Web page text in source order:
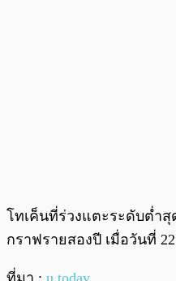
โทเค็นที่ร่วงแตะระดับต่ำสุ
กราฟรายสองปี เมื่อวันที่